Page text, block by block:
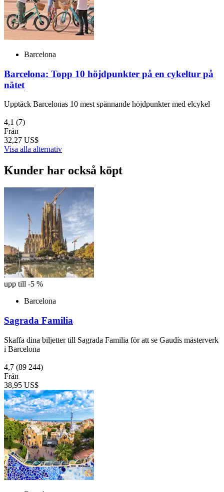
Barcelona
Barcelona: Topp 10 höjdpunkter på en cykeltur på
nätet
Upptäck Barcelonas 10 mest spännande höjdpunkter med elcykel
4,1 (7)
Från
32,27 US$
Visa alla alternativ
Kunder har också köpt
upp till -5 %
Barcelona
Sagrada Familia
Skaffa dina biljetter till Sagrada Familia för att se Gaudís mästerverk
i Barcelona
4,7 (89 244)
Från
38,95 US$